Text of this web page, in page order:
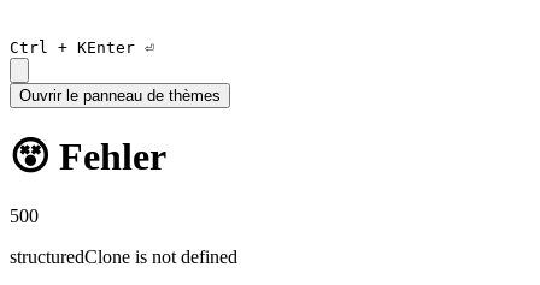
Ctrl + KEnter ⏎
Ouvrir le panneau de thèmes
😵 Fehler
500
structuredClone is not defined